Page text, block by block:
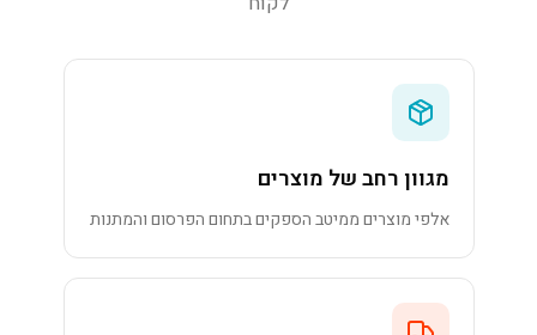
מגוון רחב של מוצרים
אלפי מוצרים ממיטב הספקים בתחום הפרסום והמתנות